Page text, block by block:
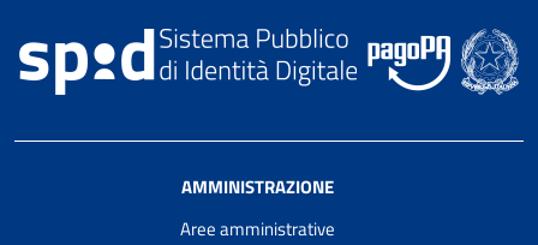
AMMINISTRAZIONE
Aree amministrative